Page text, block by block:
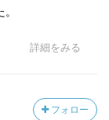
詳細をみる
フォロー